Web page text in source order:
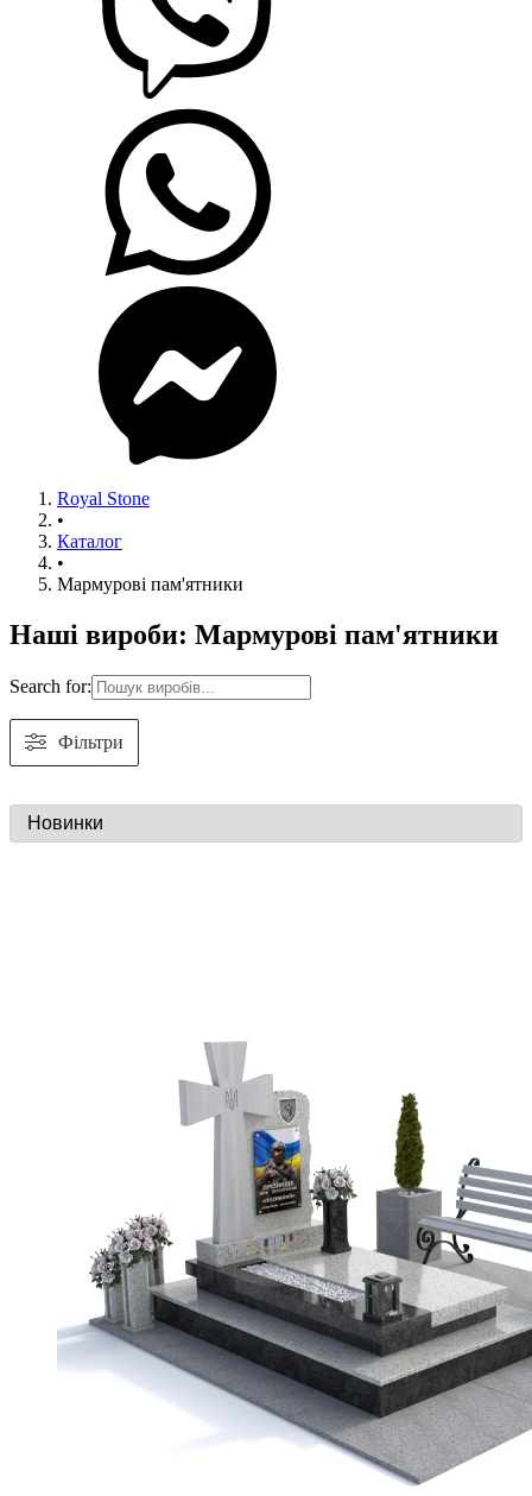
Royal Stone
•
Каталог
•
Мармурові пам'ятники
Наші вироби: Мармурові пам'ятники
Search for:
Фільтри